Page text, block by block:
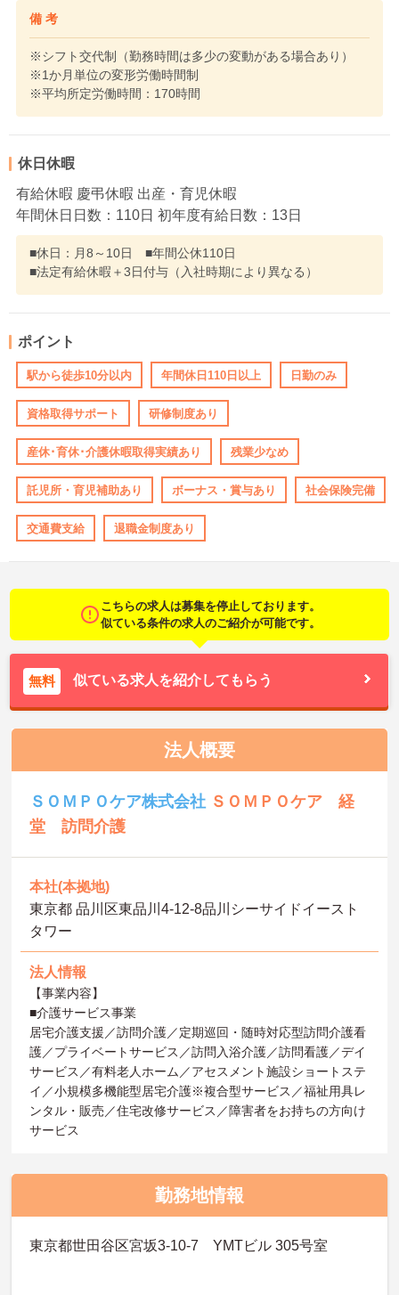
備 考
※シフト交代制（勤務時間は多少の変動がある場合あり）
※1か月単位の変形労働時間制
※平均所定労働時間：170時間
休日休暇
有給休暇 慶弔休暇 出産・育児休暇
年間休日日数：110日 初年度有給日数：13日
■休日：月8～10日 ■年間公休110日
■法定有給休暇＋3日付与（入社時期により異なる）
ポイント
駅から徒歩10分以内 年間休日110日以上 日勤のみ
資格取得サポート 研修制度あり
産休･育休･介護休暇取得実績あり 残業少なめ
託児所・育児補助あり ボーナス・賞与あり 社会保険完備
交通費支給 退職金制度あり
こちらの求人は募集を停止しております。
似ている条件の求人のご紹介が可能です。
無料 似ている求人を紹介してもらう
法人概要
ＳＯＭＰＯケア株式会社 ＳＯＭＰＯケア 経
堂 訪問介護
本社(本拠地)
東京都 品川区東品川4-12-8品川シーサイドイースト
タワー
法人情報
【事業内容】
■介護サービス事業
居宅介護支援／訪問介護／定期巡回・随時対応型訪問介護看
護／プライベートサービス／訪問入浴介護／訪問看護／デイ
サービス／有料老人ホーム／アセスメント施設ショートステ
イ／小規模多機能型居宅介護※複合型サービス／福祉用具レ
ンタル・販売／住宅改修サービス／障害者をお持ちの方向け
サービス
勤務地情報
東京都世田谷区宮坂3-10-7 YMTビル 305号室